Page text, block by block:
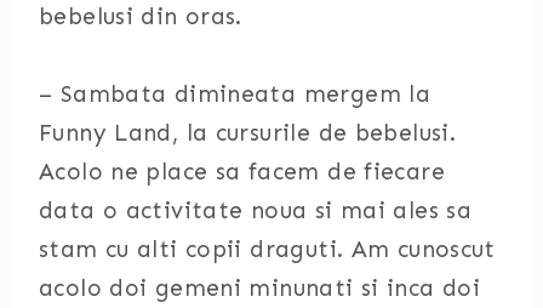
bebelusi din oras.
– Sambata dimineata mergem la
Funny Land, la cursurile de bebelusi.
Acolo ne place sa facem de fiecare
data o activitate noua si mai ales sa
stam cu alti copii draguti. Am cunoscut
acolo doi gemeni minunati si inca doi